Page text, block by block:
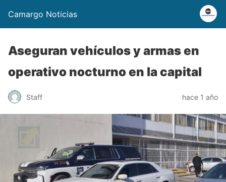
Camargo Noticias
Aseguran vehículos y armas en
operativo nocturno en la capital
Staff hace 1 año